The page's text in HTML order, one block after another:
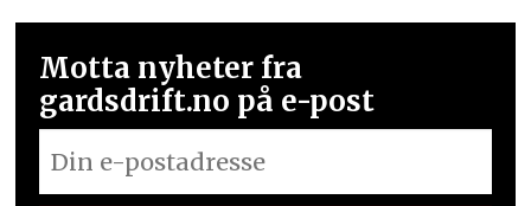
Motta nyheter fra
gardsdrift.no på e-post